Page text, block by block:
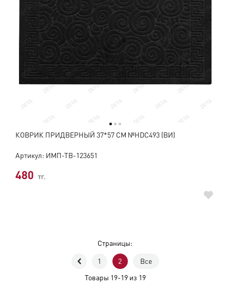
КОВРИК ПРИДВЕРНЫЙ 37*57 СМ №HDC493 (ВИ)
Артикул: ИМП-ТВ-123651
480 тг.
Страницы:
1 2 Все
Товары 19-19 из 19